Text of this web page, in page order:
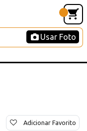
Usar Foto
Adicionar Favorito